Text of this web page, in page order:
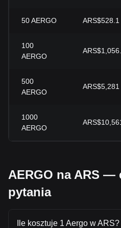
50AERGO ARS$528.1
100
AERGO
500
AERGO
ARS$5,281
1000
AERGO
AERGO na ARS —
pytania
Ile kosztuje 1 Aergo w ARS?